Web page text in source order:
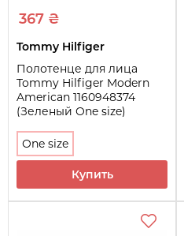
367 ₴
Tommy Hilfiger
Полотенце для лица
Tommy Hilfiger Modern
American 1160948374
(Зеленый One size)
One size
Купить